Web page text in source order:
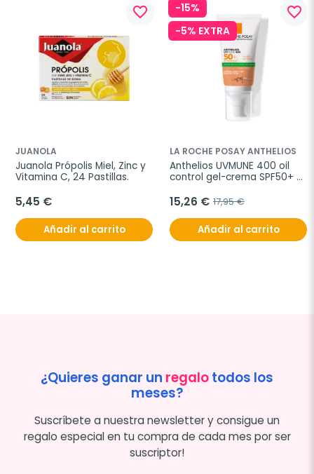
favorite_border
JUANOLA
Juanola Própolis Miel, Zinc y
Vitamina C, 24 Pastillas.
5,45 €
Añadir al carrito
-15%
-5% EXTRA
favorite_border
LA ROCHE POSAY ANTHELIOS
Anthelios UVMUNE 400 oil
control gel-crema SPF50+
15,26 € 17,95 €
Añadir al carrito
¿Quieres ganar un regalotodos los
meses?
Suscríbete a nuestra newsletter y consigue un
regalo especial en tu compra de cada mes por ser
suscriptor!